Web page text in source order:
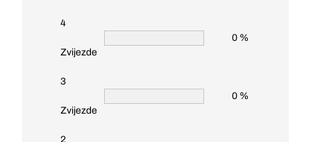
4
Zvijezde
0 %
3
Zvijezde
0 %
2